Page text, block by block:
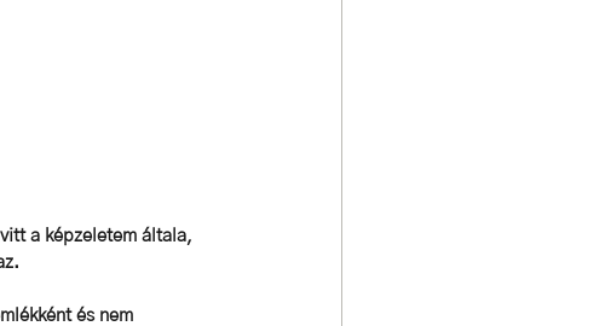
a képzeletem általa,
és nem